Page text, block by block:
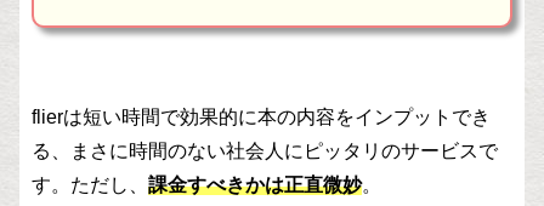
flierは短い時間で効果的に本の内容をインプットでき
る、まさに時間のない社会人にピッタリのサービスで
す。ただし、 課金すべきかは正直微妙。